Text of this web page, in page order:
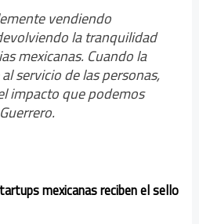
vendiendo
la tranquilidad
mexicanas. Cuando la
servicio de las personas,
impacto que podemos
mexicanas reciben el sello